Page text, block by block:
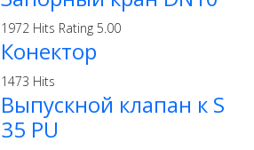
1972 Hits Rating 5.00
Конектор
1473 Hits
Выпускной клапан к S
35 PU